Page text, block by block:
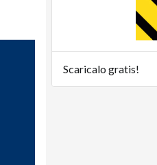
Scaricalo gratis!